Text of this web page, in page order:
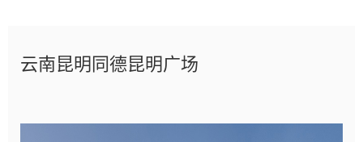
云南昆明同德昆明广场